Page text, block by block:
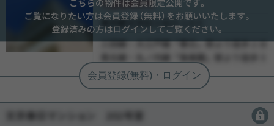
会員限定
-
会員限定